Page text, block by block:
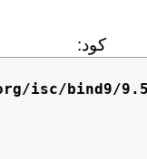
كود:
isc/bind9/